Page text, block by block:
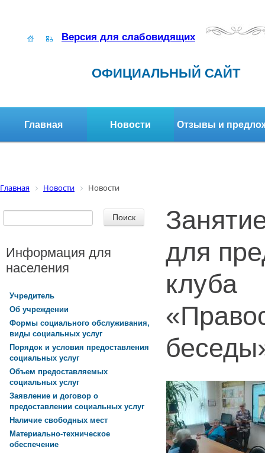
Версия для слабовидящих
ОФИЦИАЛЬНЫЙ САЙТ
Главная Новости Отзывы и
Главная Новости Новости
для
клуба
Информация для
населения
Учредитель
Об учреждении
Формы социального обслуживания,
виды социальных услуг
Порядок и условия предоставления
социальных услуг
Объем предоставляемых
социальных услуг
Заявление и договор о
предоставлении социальных услуг
Наличие свободных мест
Материально-техническое
обеспечение